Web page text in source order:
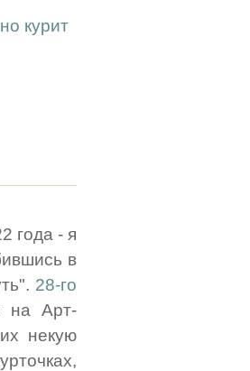
курит
года - я
в
28-го
на Арт-
некую